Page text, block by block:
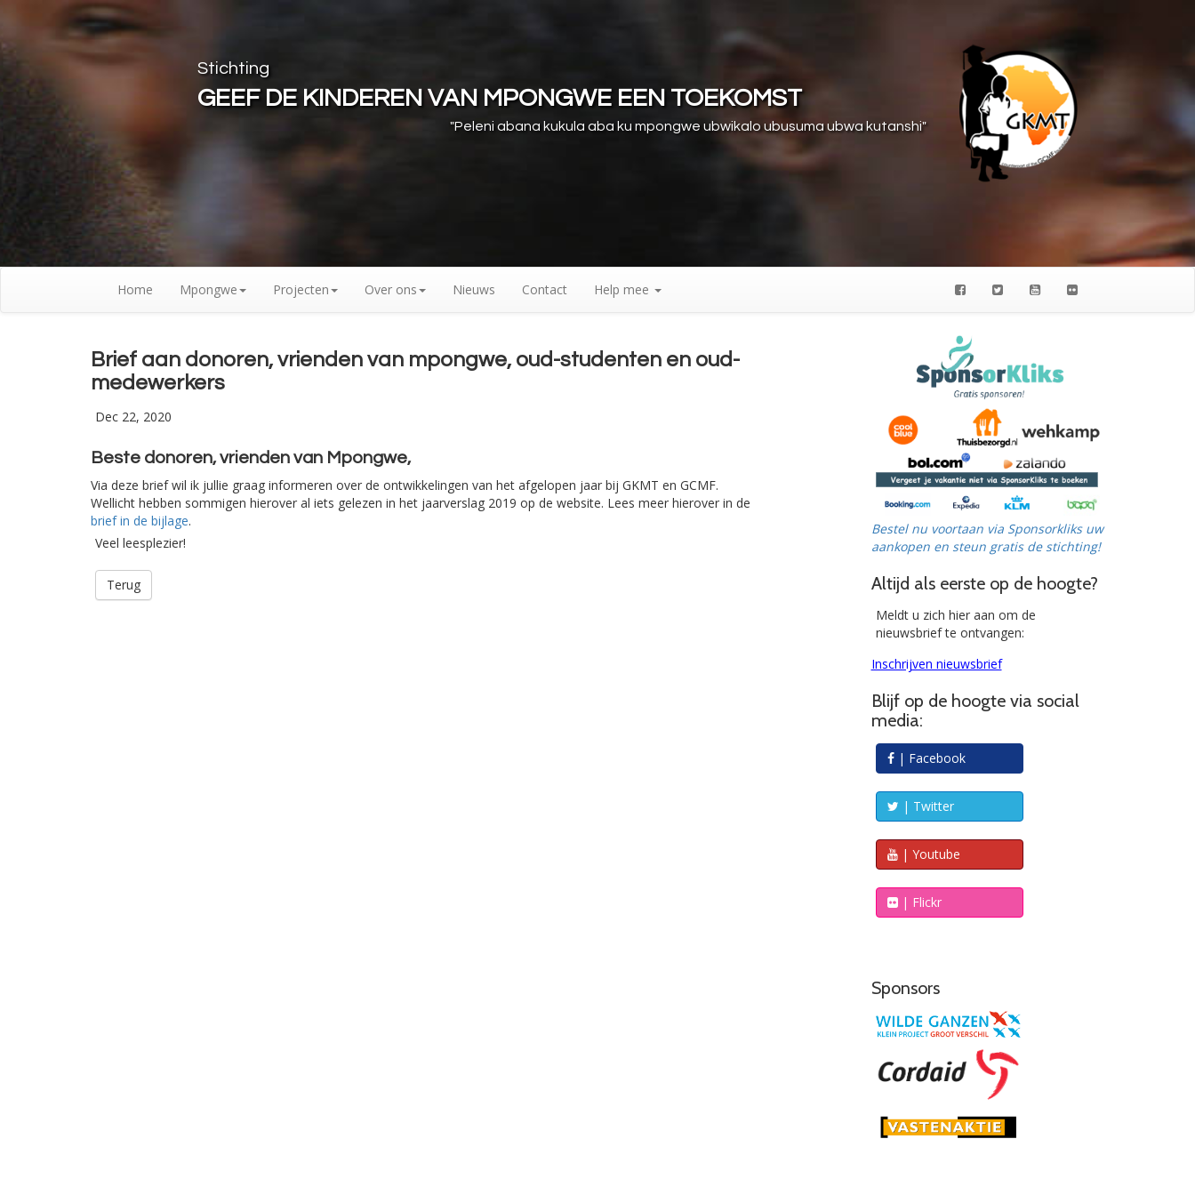
Stichting
GEEF DE KINDEREN VAN MPONGWE EEN TOEKOMST
"Peleni abana kukula aba ku mpongwe ubwikalo ubusuma ubwa kutanshi"
Home Mpongwe Projecten Over ons Nieuws Contact Help mee
Brief aan donoren, vrienden van mpongwe, oud-studenten en oud-
medewerkers
Dec 22, 2020
Beste donoren, vrienden van Mpongwe,
Via deze brief wil ik jullie graag informeren over de ontwikkelingen van het afgelopen jaar bij GKMT en GCMF.
Wellicht hebben sommigen hierover al iets gelezen in het jaarverslag 2019 op de website. Lees meer hierover in de
brief in de bijlage.
Veel leesplezier!
Terug
Bestel nu voortaan via Sponsorkliks uw
aankopen en steun gratis de stichting!
Altijd als eerste op de hoogte?
Meldt u zich hier aan om de
nieuwsbrief te ontvangen:
Inschrijven nieuwsbrief
Blijf op de hoogte via social
media:
| Facebook
| Twitter
| Youtube
| Flickr
Sponsors